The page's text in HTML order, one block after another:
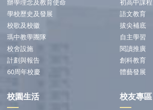
辦學理念及教育使命
學校歷史及發展
校歌及校徽
瑪中教學團隊
校舍設施
計劃與報告
60周年校慶
初高中課程
語文教育
拔尖補底
自主學習
閱讀推廣
創科教育
體藝發展
校園生活 校友專區